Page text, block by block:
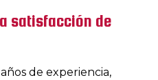
satisfacción de
de experiencia,